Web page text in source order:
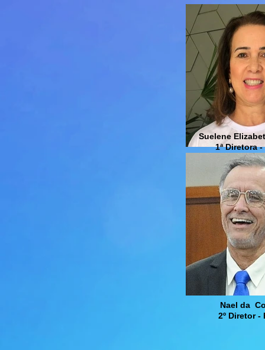
Suelene
1ª Diretora
Nael da
2º Diretor -